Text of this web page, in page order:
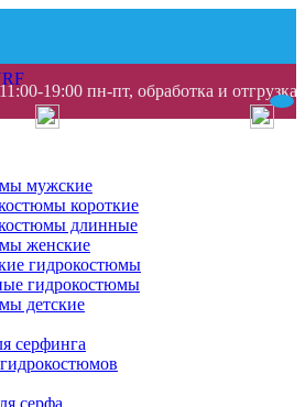
19:00 пн-пт, обработка и
мужские
короткие
длинные
женские
гидрокостюмы
гидрокостюмы
детские
серфинга
серфа